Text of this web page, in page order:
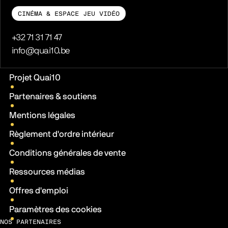
CINÉMA & ESPACE JEU VIDÉO
Téléphone
+32 71 31 71 47
E-mail
info@quai10.be
Liens pratiques
Projet Quai10
Partenaires & soutiens
Mentions légales
Règlement d'ordre intérieur
Conditions générales de vente
Ressources médias
Offres d'emploi
Paramètres des cookies
NOS PARTENAIRES